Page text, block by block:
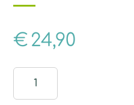
€ 24,90
Menge